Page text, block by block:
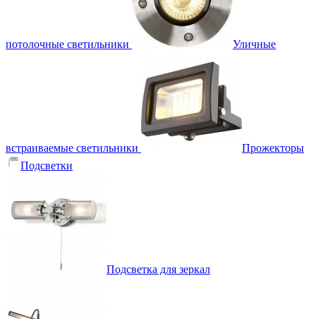
потолочные светильники Уличные
встраиваемые светильники
Прожекторы
Подсветки
Подсветка для зеркал